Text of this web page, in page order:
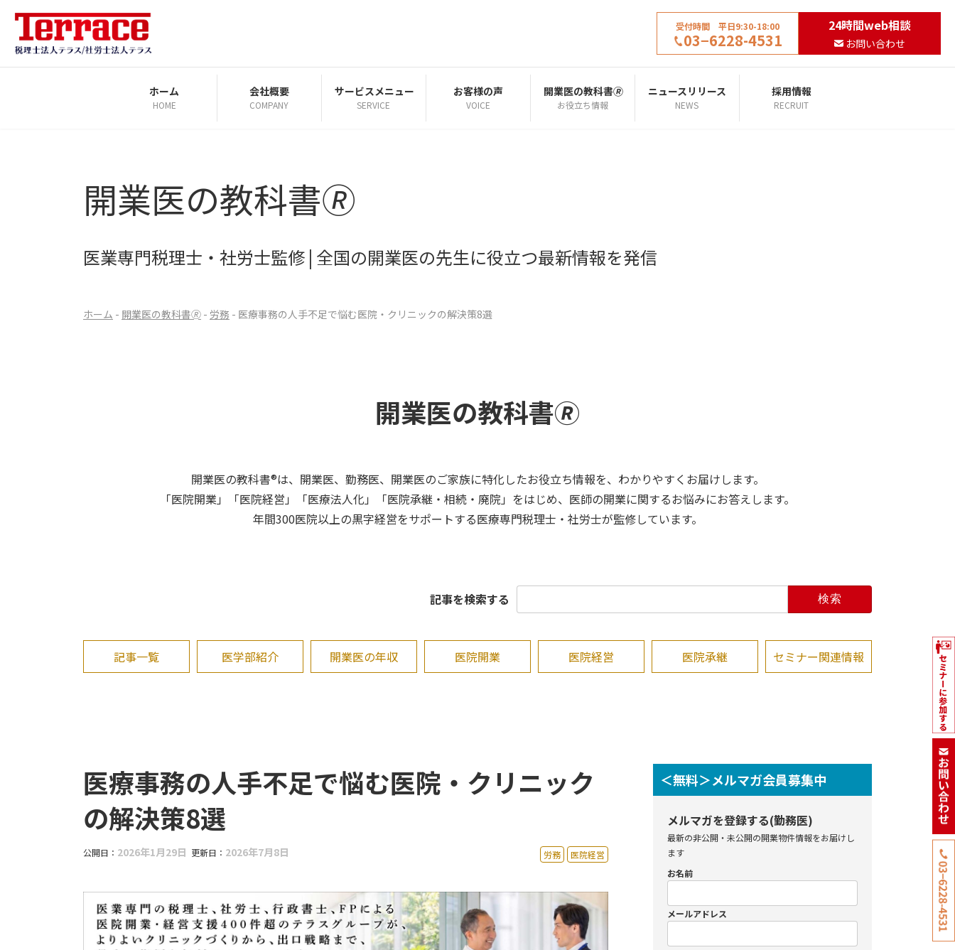
ン
ー
受付時間 平日9:30-18:00
03−6228-4531
24時間web相談
お問い合わせ
ホーム
HOME
会社概要
COMPANY
サービスメニュー
SERVICE
お客様の声
VOICE
開業医の教科書🄬
お役立ち情報
ニュースリリース
NEWS
採用情報
RECRUIT
開業医の教科書🄬
医業専門税理士・社労士監修 | 全国の開業医の先生に役立つ最新情報を発信
ホーム - 開業医の教科書🄬 - 労務 - 医療事務の人手不足で悩む医院・クリニックの解決策8選
開業医の教科書🄬
開業医の教科書®は、開業医、勤務医、開業医のご家族に特化したお役立ち情報を、わかりやすくお届けします。
「医院開業」「医院経営」「医療法人化」「医院承継・相続・廃院」をはじめ、医師の開業に関するお悩みにお答えします。
年間300医院以上の黒字経営をサポートする医療専門税理士・社労士が監修しています。
記事を検索する
索:
記事一覧 医学部紹介 開業医の年収 医院開業 医院経営 医院承継 セミナー関連情報
医療事務の人手不足で悩む医院・クリニック
の解決策8選
公開日： 2026年1月29日 更新日： 2026年7月8日 労務 医院経営
＜無料＞メルマガ会員募集中
メルマガを登録する(勤務医)
最新の非公開・未公開の開業物件情報をお届けし
ます
お名前
メールアドレス